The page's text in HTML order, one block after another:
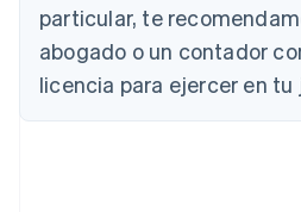
particular, te
abogado o un contador
licencia para ejercer en tu
Canadá
China continental
简体中文English